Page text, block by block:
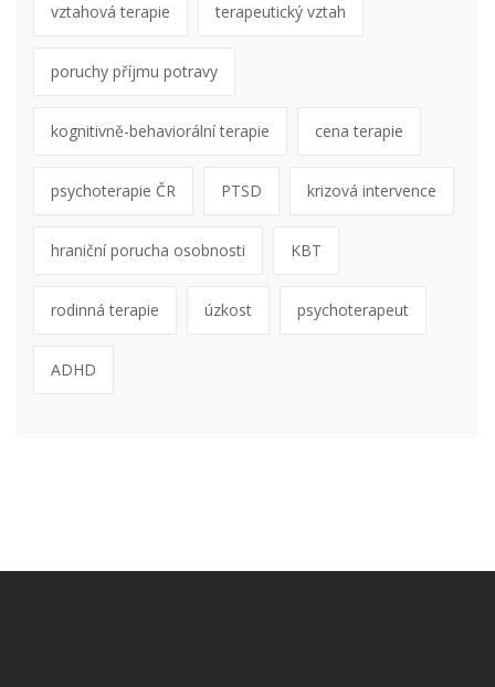
vztahová terapie terapeutický vztah
poruchy příjmu potravy
kognitivně-behaviorální terapie cena terapie
psychoterapie ČR PTSD krizová intervence
hraniční porucha osobnosti KBT
rodinná terapie úzkost psychoterapeut
ADHD